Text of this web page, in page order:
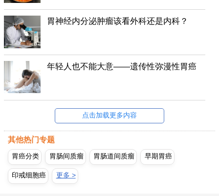
胃神经内分泌肿瘤该看外科还是内科？
年轻人也不能大意——遗传性弥漫性胃癌
点击加载更多内容
其他热门专题
胃癌分类 胃肠间质瘤 胃肠道间质瘤 早期胃癌
印戒细胞癌 更多 >